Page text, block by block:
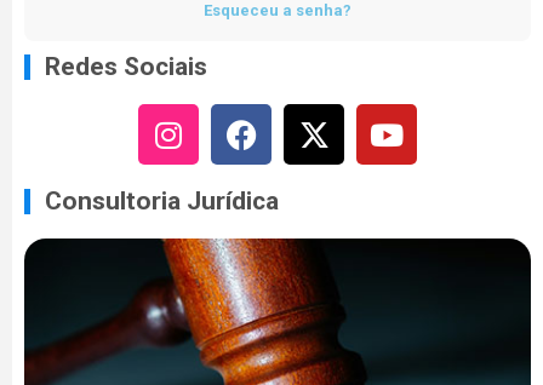
Esqueceu a senha?
Redes Sociais
Consultoria Jurídica